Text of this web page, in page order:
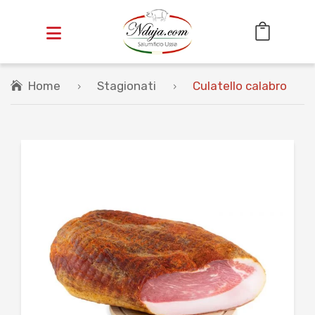
HOME
INSACCATI
VASETTI
CESTINI REGALO
Home Stagionati Culatello calabro